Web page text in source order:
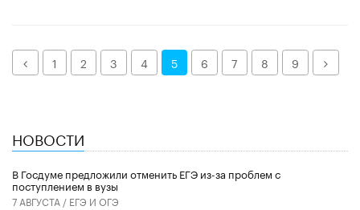
Назад1 2 3 4 5 6 7 8 9 Далее
НОВОСТИ
В Госдуме предложили отменить ЕГЭ из-за проблем с
поступлением в вузы
7 АВГУСТА / ЕГЭ И ОГЭ